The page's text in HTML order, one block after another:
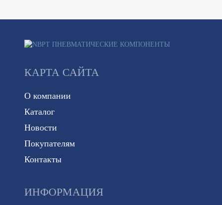
КАРТА САЙТА
О компании
Каталог
Новости
Покупателям
Контакты
ИНФОРМАЦИЯ